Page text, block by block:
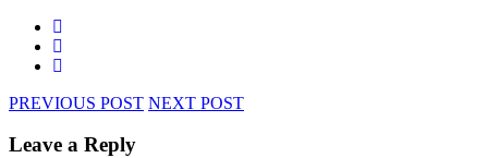
PREVIOUS POST NEXT POST
Leave a Reply